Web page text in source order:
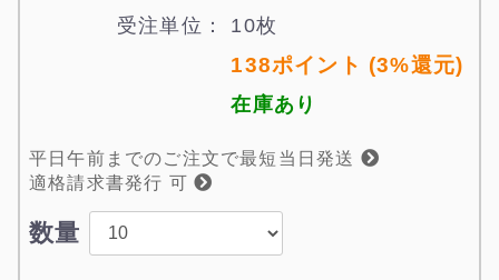
受注単位： 10枚
138ポイント (3%還元)
在庫あり
平日午前までのご注文で最短当日発送
適格請求書発行 可
数量